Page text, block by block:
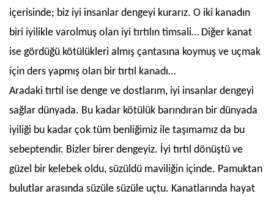
içerisinde; biz iyi insanlar dengeyi kurarız. O iki kanadın
biri iyilikle varolmuş olan iyi tırtılın timsali… Diğer kanat
ise gördüğü kötülükleri almış çantasına koymuş ve uçmak
için ders yapmış olan bir tırtıl kanadı…
Aradaki tırtıl ise denge ve dostlarım, iyi insanlar dengeyi
sağlar dünyada. Bu kadar kötülük barındıran bir dünyada
iyiliği bu kadar çok tüm benliğimiz ile taşımamız da bu
sebeptendir. Bizler birer dengeyiz. İyi tırtıl dönüştü ve
güzel bir kelebek oldu, süzüldü maviliğin içinde. Pamuktan
bulutlar arasında süzüle süzüle uçtu. Kanatlarında hayat